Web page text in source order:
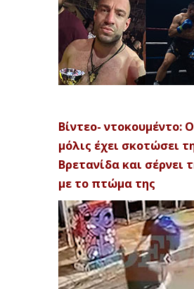
Βίντεο- ντοκουμέντο:
μόλις έχει σκοτώσει
Βρετανίδα και σέρνει
με το πτώμα της